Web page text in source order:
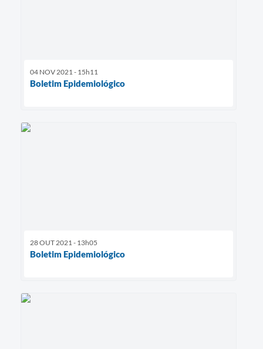
04 NOV 2021 - 15h11
Boletim Epidemiológico
28 OUT 2021 - 13h05
Boletim Epidemiológico